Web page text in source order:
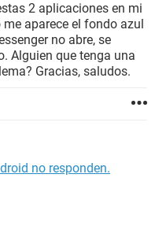
2 aplicaciones en mi
aparece el fondo azul
no abre, se
Alguien que tenga una
Gracias, saludos.
no responden.